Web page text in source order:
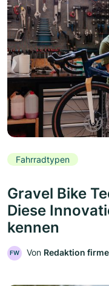
Fahrradtypen
Gravel Bike
Diese
kennen
FW Von Redaktion